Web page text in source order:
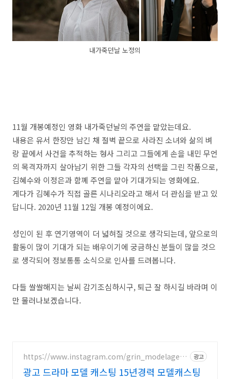
내가죽던날 노정의
11월 개봉예정인 영화 내가죽던날의 주연을 맡았는데요.
내용은 유서 한장만 남긴 채 절벽 끝으로 사라진 소녀와 삶의 벼
랑 끝에서 사건을 추적하는 형사 그리고 그들에게 손을 내민 무언
의 목격자까지 살아남기 위한 그들 각자의 선택을 그린 작품으로,
김혜수와 이정은과 함꼐 주연을 맡아 기대가되는 영화에요.
게다가 김혜수가 직접 골른 시나리오라고 해서 더 관심을 받고 있
답니다. 2020년 11월 12일 개봉 예정이에요.
성인이 된 후 연기영역이 더 넓혀질 것으로 생각되는데, 앞으로의
활동이 많이 기대가 되는 배우이기에 궁금하신 분들이 많을 것으
로 생각되어 정보통통 소식으로 인사를 드려봅니다.
다들 쌀쌀해지는 날씨 감기조심하시구, 퇴근 잘 하시길 바라며 이
만 물러나보겠습니다.
https://www.instagram.com/grin_modelagenc
광고
광고 드라마 모델 캐스팅 15년경력 모델캐스팅